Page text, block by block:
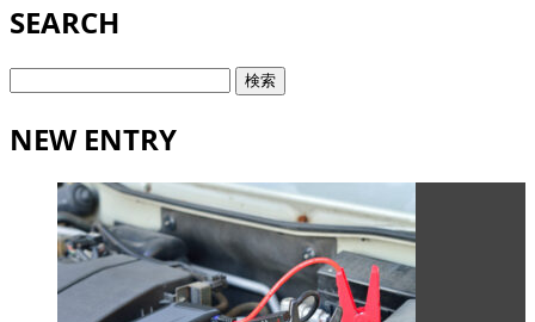
SEARCH
検
NEW ENTRY